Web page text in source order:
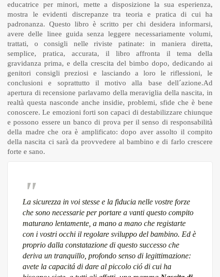
educatrice per minori, mette a disposizione la sua esperienza,
mostra le evidenti discrepanze tra teoria e pratica di cui ha
padronanza. Questo libro è scritto per chi desidera informarsi,
avere delle linee guida senza leggere necessariamente volumi,
trattati, o consigli nelle riviste patinate: in maniera diretta,
semplice, pratica, accurata, il libro affronta il tema della
gravidanza prima, e della crescita del bimbo dopo, dedicando ai
genitori consigli preziosi e lasciando a loro le riflessioni, le
conclusioni e soprattutto il motivo alla base dell´azione.Ad
apertura di recensione parlavamo della meraviglia della nascita, in
realtà questa nasconde anche insidie, problemi, sfide che è bene
conoscere. Le emozioni forti son capaci di destabilizzare chiunque
e possono essere un banco di prova per il senso di responsabilità
della madre che ora è amplificato: dopo aver assolto il compito
della nascita ci sarà da provvedere al bambino e di farlo crescere
forte e sano.
La sicurezza in voi stesse e la fiducia nelle vostre forze
che sono necessarie per portare a vanti questo compito
maturano lentamente, a mano a mano che registarte
con i vostri occhi il regolare sviluppo del bambino. Ed è
proprio dalla constatazione di questo successo che
deriva un tranquillo, profondo senso di legittimazione:
avete la capacitá di dare al piccolo ció di cui ha